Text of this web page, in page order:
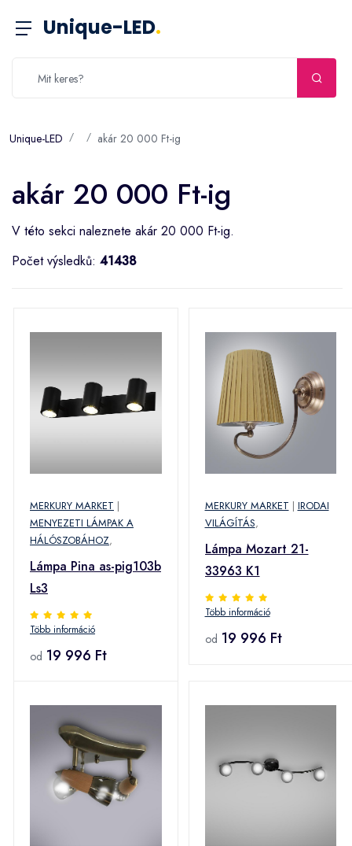
Unique-LED.
Unique-LED akár 20 000 Ft-ig
akár 20 000 Ft-ig
V této sekci naleznete akár 20 000 Ft-ig.
Počet výsledků: 41438
MERKURY MARKET |
MENYEZETI LÁMPAK A
HÁLÓSZOBÁHOZ,
Lámpa Pina as-pig103b
Ls3
Több információ
od 19 996 Ft
MERKURY MARKET | IRODAI
VILÁGÍTÁS,
Lámpa Mozart 21-
33963 K1
Több információ
od 19 996 Ft